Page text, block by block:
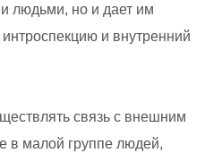
людьми, но и дает им
и внутренний
связь с внешним
в малой группе людей,